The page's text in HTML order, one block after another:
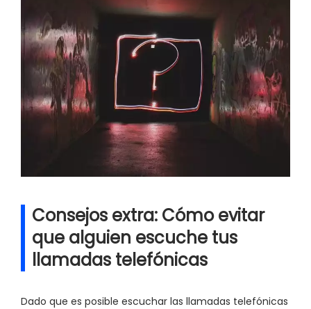
Consejos extra: Cómo evitar
que alguien escuche tus
llamadas telefónicas
Dado que es posible escuchar las llamadas telefónicas